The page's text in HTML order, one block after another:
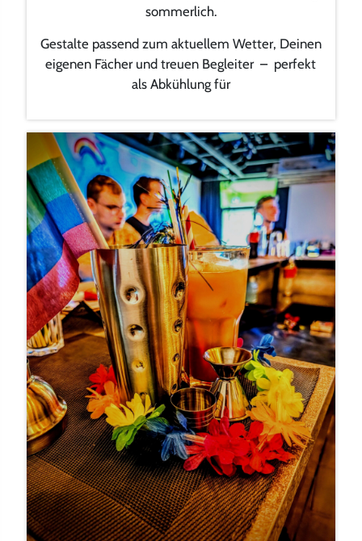
sommerlich.
Gestalte passend zum aktuellem Wetter, Deinen
eigenen Fächer und treuen Begleiter – perfekt
als Abkühlung für